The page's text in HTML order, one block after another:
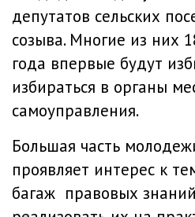
депутатов сельских
созыва. Многие из них
года впервые будут
избираться в органы
самоуправления.
Большая часть
проявляет интерес к
багаж правовых